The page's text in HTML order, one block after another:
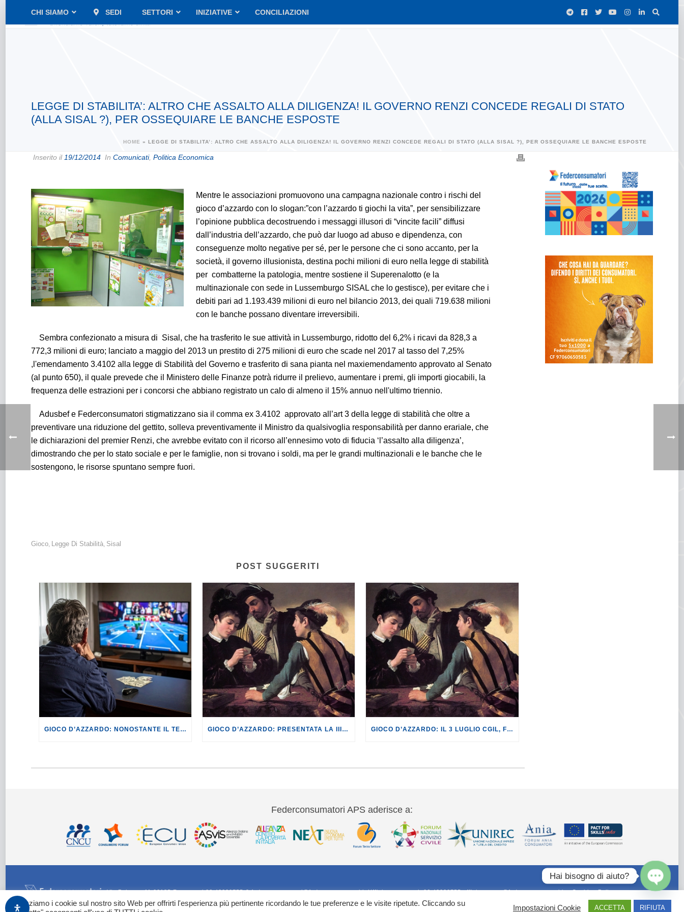
CHI SIAMO SEDI SETTORI INIZIATIVE CONCILIAZIONI
LEGGE DI STABILITA’: ALTRO CHE ASSALTO ALLA DILIGENZA! IL GOVERNO RENZI CONCEDE REGALI DI STATO
(ALLA SISAL ?), PER OSSEQUIARE LE BANCHE ESPOSTE
HOME » LEGGE DI STABILITA’: ALTRO CHE ASSALTO ALLA DILIGENZA! IL GOVERNO RENZI CONCEDE REGALI DI STATO (ALLA SISAL ?), PER OSSEQUIARE LE BANCHE ESPOSTE
Inserito il 19/12/2014 In Comunicati, Politica Economica
Mentre le associazioni promuovono una campagna nazionale contro i rischi del
gioco d’azzardo con lo slogan:”con l’azzardo ti giochi la vita”, per sensibilizzare
l’opinione pubblica decostruendo i messaggi illusori di “vincite facili” diffusi
dall’industria dell’azzardo, che può dar luogo ad abuso e dipendenza, con
conseguenze molto negative per sé, per le persone che ci sono accanto, per la
società, il governo illusionista, destina pochi milioni di euro nella legge di stabilità
per combatterne la patologia, mentre sostiene il Superenalotto (e la
multinazionale con sede in Lussemburgo SISAL che lo gestisce), per evitare che i
debiti pari ad 1.193.439 milioni di euro nel bilancio 2013, dei quali 719.638 milioni
con le banche possano diventare irreversibili.
Sembra confezionato a misura di Sisal, che ha trasferito le sue attività in Lussemburgo, ridotto del 6,2% i ricavi da 828,3 a
772,3 milioni di euro; lanciato a maggio del 2013 un prestito di 275 milioni di euro che scade nel 2017 al tasso del 7,25%
,l'emendamento 3.4102 alla legge di Stabilità del Governo e trasferito di sana pianta nel maxiemendamento approvato al Senato
(al punto 650), il quale prevede che il Ministero delle Finanze potrà ridurre il prelievo, aumentare i premi, gli importi giocabili, la
frequenza delle estrazioni per i concorsi che abbiano registrato un calo di almeno il 15% annuo nell'ultimo triennio.
Adusbef e Federconsumatori stigmatizzano sia il comma ex 3.4102 approvato all’art 3 della legge di stabilità che oltre a
preventivare una riduzione del gettito, solleva preventivamente il Ministro da qualsivoglia responsabilità per danno erariale, che
le dichiarazioni del premier Renzi, che avrebbe evitato con il ricorso all’ennesimo voto di fiducia ‘l’assalto alla diligenza’,
dimostrando che per lo stato sociale e per le famiglie, non si trovano i soldi, ma per le grandi multinazionali e le banche che le
sostengono, le risorse spuntano sempre fuori.
Gioco, Legge Di Stabilità, Sisal
POST SUGGERITI
GIOCO D’AZZARDO: NONOSTANTE IL TENTATIVO DI NON FAR EMERGERE I DATI, FEDERCONSUMATORI, ISSCON E CGIL RIESCONO A PUBBLICARE IL II REPORT “NON COSÌ PICCOLI. LA DIFFUSIONE DELL’AZZARDO ONLINE NEI PICCOLI COMUNI ITALIANI”. GIOCO D’AZZARDO: PRESENTATA LA III EDIZIONE DEL “LIBRO NERO DELL’AZZARDO. MAFIE, DIPENDENZE, GIOVANI, EUROPA” REALIZZATO DA CGIL, FEDERCONSUMATORI E FONDAZIONE ISSCON. GIOCO D’AZZARDO: IL 3 LUGLIO CGIL, FEDERCONSUMATORI E FONDAZIONE ISSCON PRESENTANO LA III EDIZIONE DEL “LIBRO NERO DELL’AZZARDO. MAFIE, DIPENDENZE, GIOVANI, EUROPA.”
Federconsumatori APS aderisce a:
Via Palestro 11 00185 Roma - tel 06 42020755-9 federconsumatori@federconsumatori.it Ufficio stampa tel: 06 42020755 ufficiostampa@federconsumatori.it -Cookies Policy
Utilizziamo i cookie sul nostro sito Web per offrirti l'esperienza più pertinente ricordando le tue preferenze e le visite ripetute. Cliccando su
Impostazioni Cookie ACCETTA RIFIUTA
Hai bisogno di aiuto?
Open
chaty